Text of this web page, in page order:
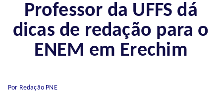
Professor da UFFS dá
dicas de redação para o
ENEM em Erechim
Por Redação PNE